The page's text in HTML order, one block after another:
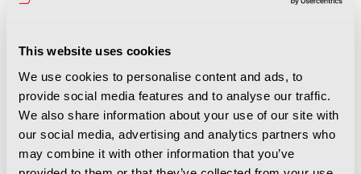
This website uses cookies
We use cookies to personalise content and ads, to
provide social media features and to analyse our traffic.
We also share information about your use of our site with
our social media, advertising and analytics partners who
may combine it with other information that you’ve
krijgt u audiovisueel bevestiging van de succesvolle
start en zelfs de aanhangers afkoppelen! Andere
Informeer naar de mogelijkheden!